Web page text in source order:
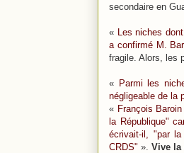
secondaire en
«
Les niches
a confirmé M.
fragile. Alors, les
« Parmi les
négligeable de la
« François
la République"
écrivait-il, "par
CRDS" ». Vive la